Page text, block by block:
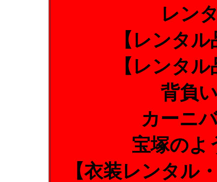
レン
【レンタ
【レンタ
背負
カーニ
宝塚のよ
【衣装レンタル